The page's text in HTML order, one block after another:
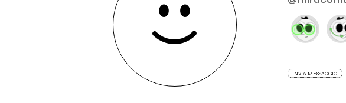
INVIA MESSAGGIO